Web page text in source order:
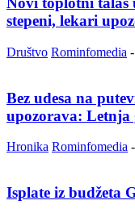
stepeni, lekari
Društvo Rominfomedia -
Bez udesa na
upozorava: Letnja
Hronika Rominfomedia -
Isplate iz budžeta